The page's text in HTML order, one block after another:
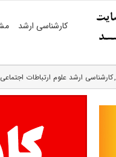
کارشناسی ارشد
کارشناسی ارشد علوم ارتباطات اجتماعی